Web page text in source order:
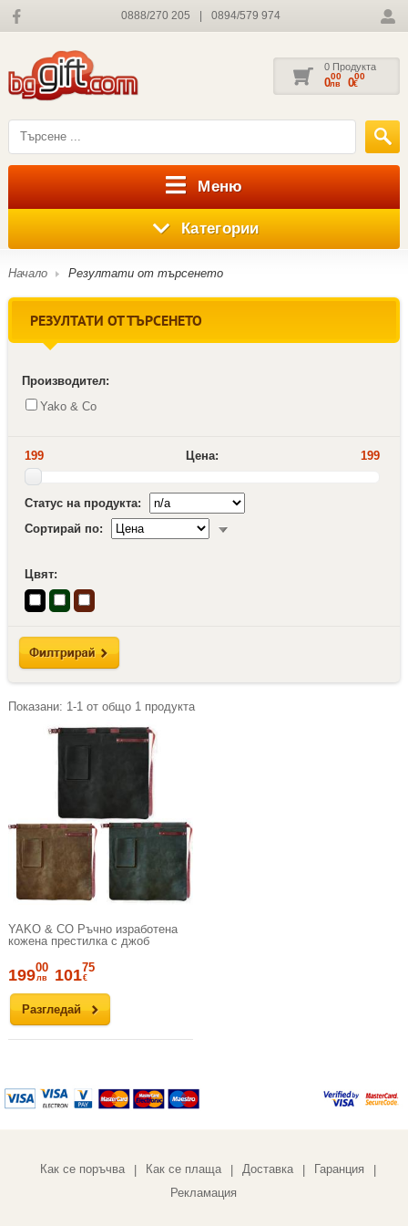
0888/270 205 0894/579 974
0 Продукта
000
лв 000
€
Меню
Категории
Начало Резултати от търсенето
РЕЗУЛТАТИ ОТ ТЪРСЕНЕТО
Производител:
Yako & Co
199 Цена: 199
Статус на продукта:
Сортирай по:
Цвят:
Показани: 1-1 от общо 1 продукта
YAKO & CO Ръчно изработена
кожена престилка с джоб
Разгледай
19900
лв 10175
€
Как се поръчва Как се плаща Доставка Гаранция
Рекламация